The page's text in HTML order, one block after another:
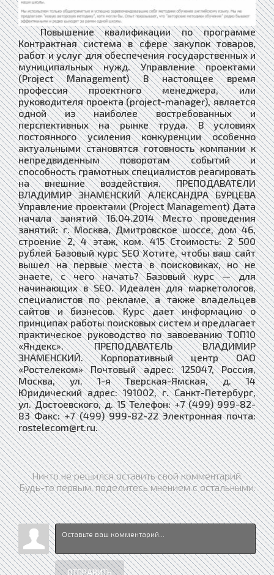
Повышение квалификации по программе
Контрактная система в сфере закупок товаров,
работ и услуг для обеспечения государственных и
муниципальных нужд. Управление проектами
(Project Management) В настоящее время
профессия проектного менеджера, или
руководителя проекта (project-manager), является
одной из наиболее востребованных и
перспективных на рынке труда. В условиях
постоянного усиления конкуренции особенно
актуальными становятся готовность компании к
непредвиденным поворотам событий и
способность грамотных специалистов реагировать
на внешние воздействия. ПРЕПОДАВАТЕЛИ
ВЛАДИМИР ЗНАМЕНСКИЙ АЛЕКСАНДРА БУРЦЕВА
Управление проектами (Project Management) Дата
начала занятий 16.04.2014 Место проведения
занятий: г. Москва, Дмитровское шоссе, дом 46,
строение 2, 4 этаж, ком. 415 Стоимость: 2 500
рублей Базовый курс SEO Хотите, чтобы ваш сайт
вышел на первые места в поисковиках, но не
знаете, с чего начать? Базовый курс — для
начинающих в SEO. Идеален для маркетологов,
специалистов по рекламе, а также владельцев
сайтов и бизнесов. Курс дает информацию о
принципах работы поисковых систем и предлагает
практическое руководство по завоеванию ТОП10
«Яндекс». ПРЕПОДАВАТЕЛЬ ВЛАДИМИР
ЗНАМЕНСКИЙ. Корпоративный центр ОАО
«Ростелеком» Почтовый адрес: 125047, Россия,
Москва, ул. 1-я Тверская-Ямская, д. 14
Юридический адрес: 191002, г. Санкт-Петербург,
ул. Достоевского, д. 15 Телефон: +7 (499) 999-82-
83 Факс: +7 (499) 999-82-22 Электронная почта:
rostelecom@rt.ru.
Никто не решился оставить свой комментарий.
Будь-те первым, поделитесь мнением с остальными.
ОТПРАВИТЬ